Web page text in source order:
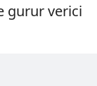
gurur verici